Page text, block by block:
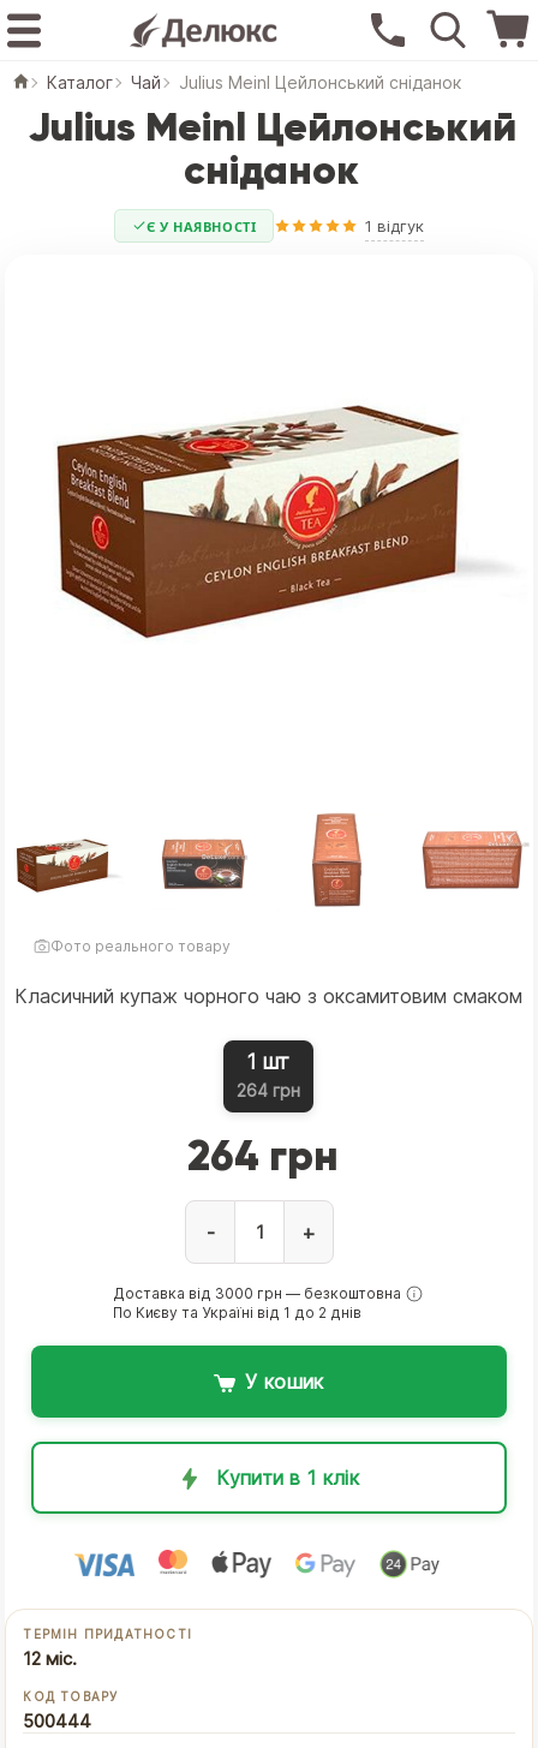
Каталог Чай Julius Meinl Цейлонський сніданок
Julius Meinl Цейлонський
сніданок
Є У НАЯВНОСТІ 1 відгук
Фото реального товару
Класичний купаж чорного чаю з оксамитовим смаком
1 шт
264 грн
264 грн
- +
Доставка від 3000 грн — безкоштовна
По Києву та Україні від 1 до 2 днів
У кошик
Купити в 1 клік
ТЕРМІН ПРИДАТНОСТІ
12 міс.
КОД ТОВАРУ
500444